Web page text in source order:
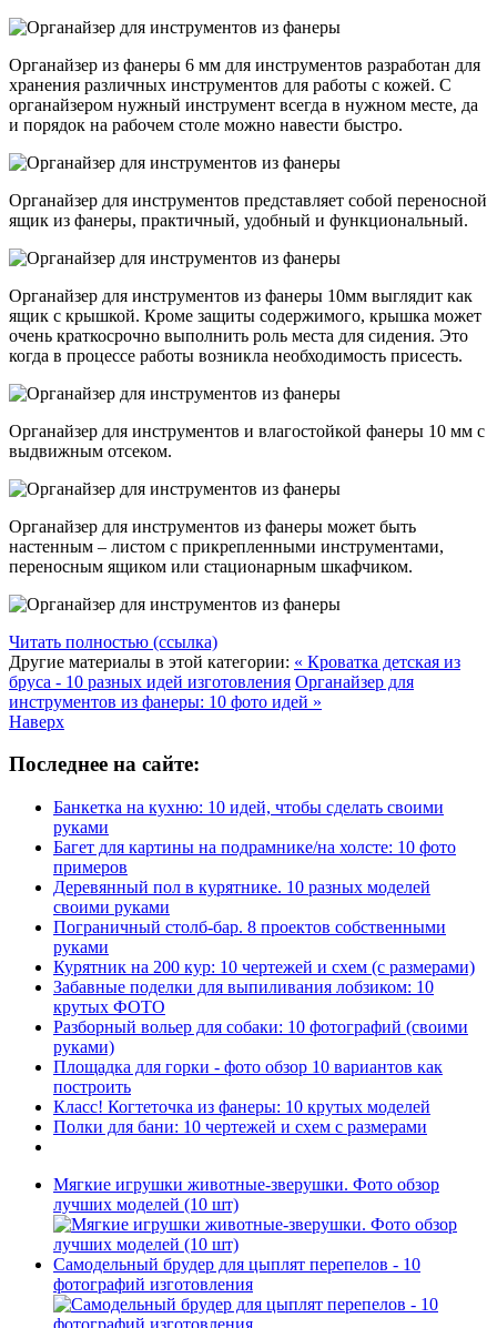
Органайзер из фанеры 6 мм для инструментов разработан для
хранения различных инструментов для работы с кожей. С
органайзером нужный инструмент всегда в нужном месте, да
и порядок на рабочем столе можно навести быстро.
Органайзер для инструментов представляет собой переносной
ящик из фанеры, практичный, удобный и функциональный.
Органайзер для инструментов из фанеры 10мм выглядит как
ящик с крышкой. Кроме защиты содержимого, крышка может
очень краткосрочно выполнить роль места для сидения. Это
когда в процессе работы возникла необходимость присесть.
Органайзер для инструментов и влагостойкой фанеры 10 мм с
выдвижным отсеком.
Органайзер для инструментов из фанеры может быть
настенным – листом с прикрепленными инструментами,
переносным ящиком или стационарным шкафчиком.
Читать полностью (ссылка)
Другие материалы в этой категории: « Кроватка детская из
бруса - 10 разных идей изготовления Органайзер для
инструментов из фанеры: 10 фото идей »
Наверх
Последнее на сайте:
Банкетка на кухню: 10 идей, чтобы сделать своими
руками
Багет для картины на подрамнике/на холсте: 10 фото
примеров
Деревянный пол в курятнике. 10 разных моделей
своими руками
Пограничный столб-бар. 8 проектов собственными
руками
Курятник на 200 кур: 10 чертежей и схем (с размерами)
Забавные поделки для выпиливания лобзиком: 10
крутых ФОТО
Разборный вольер для собаки: 10 фотографий (своими
руками)
Площадка для горки - фото обзор 10 вариантов как
построить
Класс! Когтеточка из фанеры: 10 крутых моделей
Полки для бани: 10 чертежей и схем с размерами
Мягкие игрушки животные-зверушки. Фото обзор
лучших моделей (10 шт)
Самодельный брудер для цыплят перепелов - 10
фотографий изготовления